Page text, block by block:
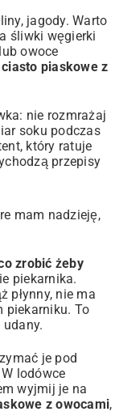
jagody. Warto
śliwki węgierki
owoce
piaskowe z
nie rozmrażaj
soku podczas
który ratuje
przepisy
mam nadzieję,
zrobić żeby
piekarnika.
płynny, nie ma
piekarniku. To
je pod
lodówce
wyjmij je na
z owocami,